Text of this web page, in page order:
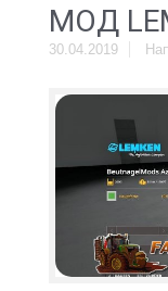
МОД
30.04.2019